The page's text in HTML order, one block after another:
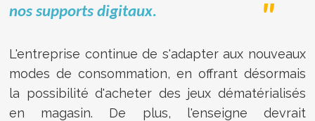
nos supports digitaux.
L'entreprise continue de s'adapter aux nouveaux
modes de consommation, en offrant désormais
la possibilité d'acheter des jeux dématérialisés
en magasin. De plus, l'enseigne devrait